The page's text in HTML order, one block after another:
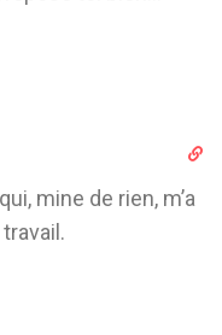
mine de rien, m’a